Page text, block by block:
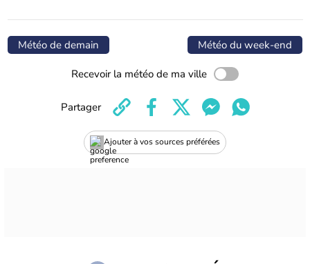
Météo de demain Météo du week-end
Recevoir la météo de ma ville
Ajouter à vos sources préférées
Partager